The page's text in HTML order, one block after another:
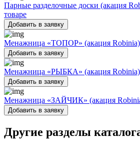
Парные разделочные доски (акация
товаре
Добавить в заявку
Менажница «ТОПОР» (акация Robinia)
Добавить в заявку
Менажница «РЫБКА» (акация Robinia)
Добавить в заявку
Менажница «ЗАЙЧИК» (акация
Добавить в заявку
Другие разделы